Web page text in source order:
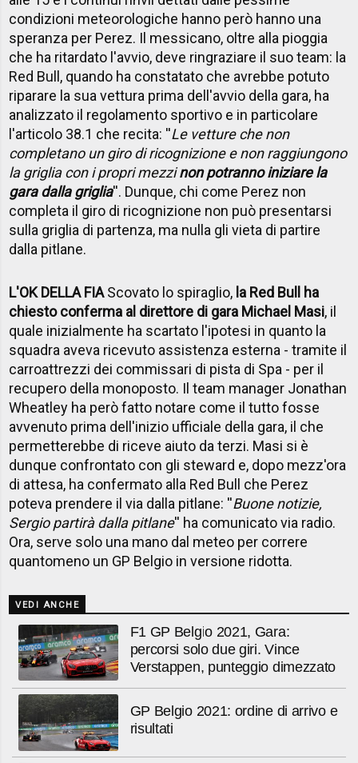
condizioni meteorologiche hanno però hanno una
speranza per Perez. Il messicano, oltre alla pioggia
che ha ritardato l'avvio, deve ringraziare il suo team: la
Red Bull, quando ha constatato che avrebbe potuto
riparare la sua vettura prima dell'avvio della gara, ha
analizzato il regolamento sportivo e in particolare
l'articolo 38.1 che recita: ''Le vetture che non
completano un giro di ricognizione e non raggiungono
la griglia con i propri mezzinon potranno iniziare la
gara dalla griglia''. Dunque, chi come Perez non
completa il giro di ricognizione non può presentarsi
sulla griglia di partenza, ma nulla gli vieta di partire
dalla pitlane.
L'OK DELLA FIAScovato lo spiraglio, la Red Bull ha
chiesto conferma al direttore di gara Michael Masi, il
quale inizialmente ha scartato l'ipotesi in quanto la
squadra aveva ricevuto assistenza esterna - tramite il
carroattrezzi dei commissari di pista di Spa - per il
recupero della monoposto. Il team manager Jonathan
Wheatley ha però fatto notare come il tutto fosse
avvenuto prima dell'inizio ufficiale della gara, il che
permetterebbe di riceve aiuto da terzi. Masi si è
dunque confrontato con gli steward e, dopo mezz'ora
di attesa, ha confermato alla Red Bull che Perez
poteva prendere il via dalla pitlane: ''Buone notizie,
Sergio partirà dalla pitlane'' ha comunicato via radio.
Ora, serve solo una mano dal meteo per correre
quantomeno un GP Belgio in versione ridotta.
VEDI ANCHE
F1 GP Belgio 2021, Gara:
percorsi solo due giri. Vince
Verstappen, punteggio dimezzato
GP Belgio 2021: ordine di arrivo e
risultati